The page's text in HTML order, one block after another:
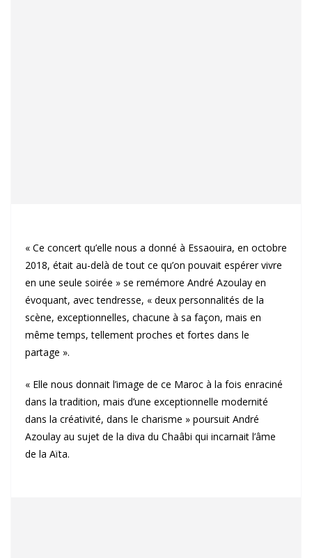
« Ce concert qu’elle nous a donné à Essaouira, en octobre
2018, était au-delà de tout ce qu’on pouvait espérer vivre
en une seule soirée » se remémore André Azoulay en
évoquant, avec tendresse, « deux personnalités de la
scène, exceptionnelles, chacune à sa façon, mais en
même temps, tellement proches et fortes dans le
partage ».
« Elle nous donnait l’image de ce Maroc à la fois enraciné
dans la tradition, mais d’une exceptionnelle modernité
dans la créativité, dans le charisme » poursuit André
Azoulay au sujet de la diva du Chaâbi qui incarnait l’âme
de la Aïta.